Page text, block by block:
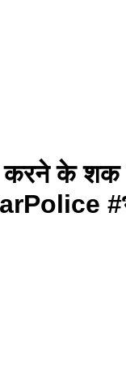
के शक